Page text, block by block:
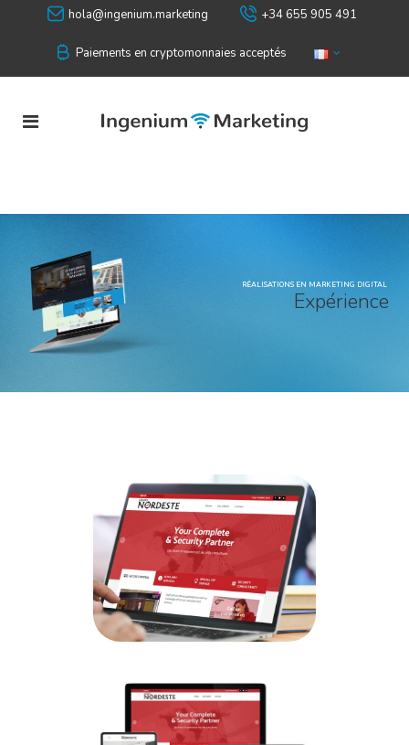
hola@ingenium.marketing +34 655 905 491
Paiements en cryptomonnaies acceptés
RÉALISATIONS EN MARKETING DIGITAL
Expérience